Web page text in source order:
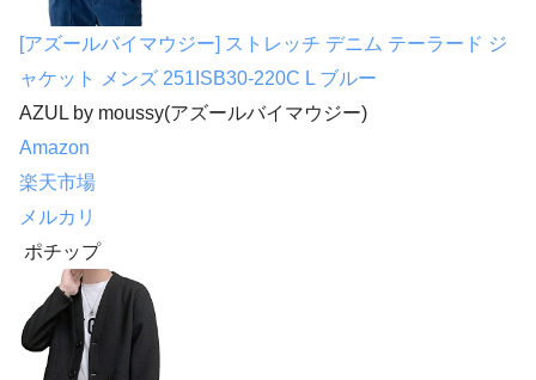
[アズールバイマウジー] ストレッチ デニム テーラード ジ
ャケット メンズ 251ISB30-220C L ブルー
AZUL by moussy(アズールバイマウジー)
Amazon
楽天市場
メルカリ
ポチップ